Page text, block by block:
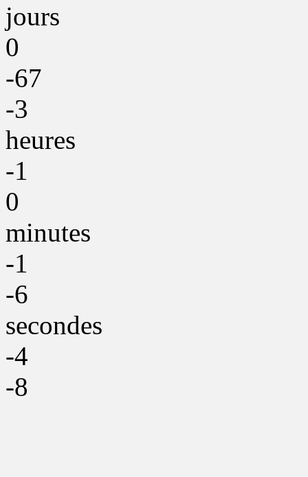
jours
0
-67
-3
heures
-1
0
minutes
-1
-6
secondes
-4
-8